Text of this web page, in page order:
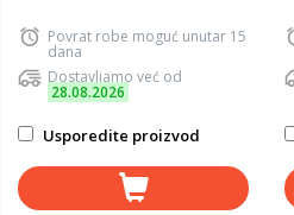
Povrat robe moguć unutar 15
dana
Dostavljamo već od
28.08.2026
Usporedite proizvod